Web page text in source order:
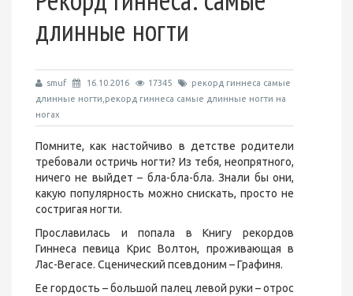
длинные ногти
smuf 16.10.2016 17345
рекорд гиннеса самые
длинные ногти,рекорд гиннеса самые длинные ногти на
ногах
Помните, как настойчиво в детстве родители
требовали остричь ногти? Из тебя, неопрятного,
ничего не выйдет – бла-бла-бла. Знали бы они,
какую популярность можно снискать, просто не
состригая ногти.
Прославилась и попала в Книгу рекордов
Гиннеса певица Крис Волтон, проживающая в
Лас-Вегасе. Сценический псевдоним – Графиня.
Ее гордость – большой палец левой руки – отрос